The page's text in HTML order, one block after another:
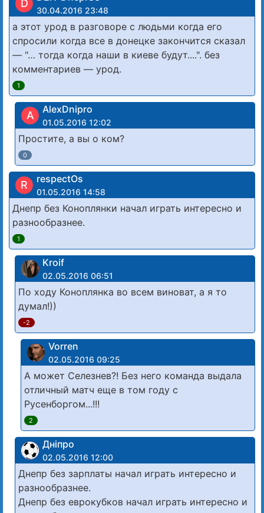
D
30.04.2016 23:48
а этот урод в разговоре с людьми когда его
спросили когда все в донецке закончится сказал
— "… тогда когда наши в киеве будут....". без
комментариев — урод.
1
A AlexDnipro
01.05.2016 12:02
Простите, а вы о ком?
0
R respectOs
01.05.2016 14:58
Днепр без Коноплянки начал играть интересно и
разнообразнее.
1
Kroif
02.05.2016 06:51
По ходу Коноплянка во всем виноват, а я то
думал!))
-2
Vorren
02.05.2016 09:25
А может Селезнев?! Без него команда выдала
отличный матч еще в том году с
Русенборгом...!!!
2
Дніпро
02.05.2016 12:00
Днепр без зарплаты начал играть интересно и
разнообразнее.
Днепр без еврокубков начал играть интересно и